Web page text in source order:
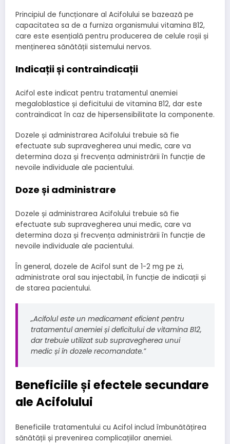
Principiul de funcționare al Acifolului se bazează pe
capacitatea sa de a furniza organismului vitamina B12,
care este esențială pentru producerea de celule roșii și
menținerea sănătății sistemului nervos.
Indicații și contraindicații
Acifol este indicat pentru tratamentul anemiei
megaloblastice și deficitului de vitamina B12, dar este
contraindicat în caz de hipersensibilitate la componente.
Dozele și administrarea Acifolului trebuie să fie
efectuate sub supravegherea unui medic, care va
determina doza și frecvența administrării în funcție de
nevoile individuale ale pacientului.
Doze și administrare
Dozele și administrarea Acifolului trebuie să fie
efectuate sub supravegherea unui medic, care va
determina doza și frecvența administrării în funcție de
nevoile individuale ale pacientului.
În general, dozele de Acifol sunt de 1-2 mg pe zi,
administrate oral sau injectabil, în funcție de indicații și
de starea pacientului.
„Acifolul este un medicament eficient pentru
tratamentul anemiei și deficitului de vitamina B12,
dar trebuie utilizat sub supravegherea unui
medic și în dozele recomandate.”
Beneficiile și efectele secundare
ale Acifolului
Beneficiile tratamentului cu Acifol includ îmbunătățirea
sănătății și prevenirea complicațiilor anemiei.